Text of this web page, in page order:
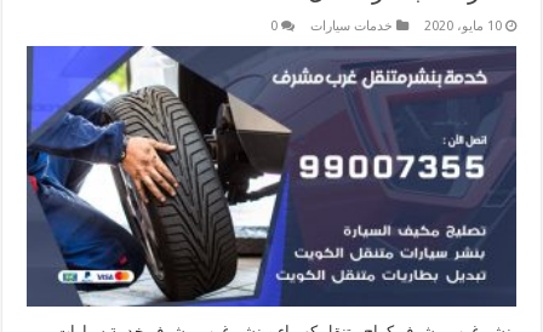
10 مايو، 2020 خدمات سيارات 0